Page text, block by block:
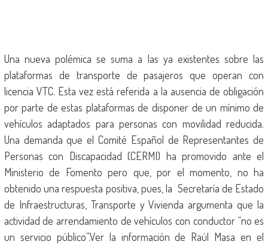
Una nueva polémica se suma a las ya existentes sobre las
plataformas de transporte de pasajeros que operan con
licencia VTC. Esta vez está referida a la ausencia de obligación
por parte de estas plataformas de disponer de un mínimo de
vehículos adaptados para personas con movilidad reducida.
Una demanda que el Comité Español de Representantes de
Personas con Discapacidad (CERMI) ha promovido ante el
Ministerio de Fomento pero que, por el momento, no ha
obtenido una respuesta positiva, pues, la Secretaría de Estado
de Infraestructuras, Transporte y Vivienda argumenta que la
actividad de arrendamiento de vehículos con conductor “no es
un servicio público”.Ver la información de Raúl Masa en el